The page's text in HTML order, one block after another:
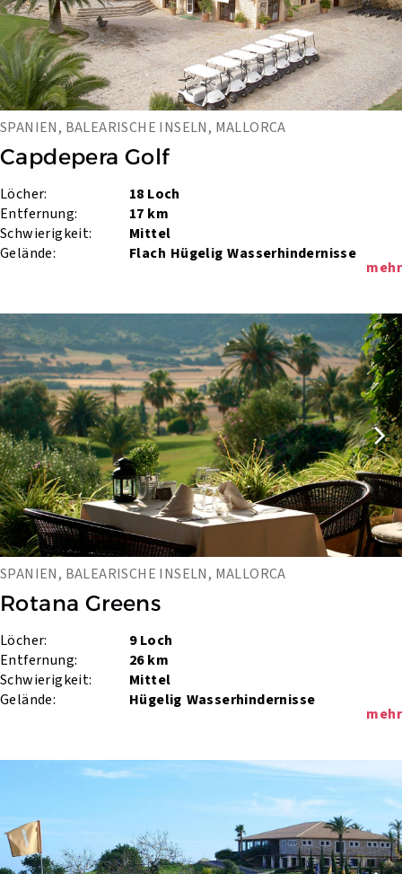
SPANIEN, BALEARISCHE INSELN, MALLORCA
Capdepera Golf
Löcher:
18 Loch
Entfernung:
17 km
Schwierigkeit:
Mittel
Gelände:
Flach Hügelig Wasserhindernisse
mehr
SPANIEN, BALEARISCHE INSELN, MALLORCA
Rotana Greens
Löcher:
9 Loch
Entfernung:
26 km
Schwierigkeit:
Mittel
Gelände:
Hügelig Wasserhindernisse
mehr